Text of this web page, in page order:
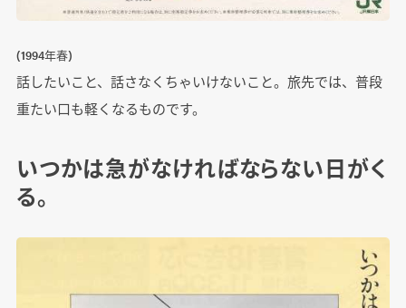
(1994年春)
話したいこと、話さなくちゃいけないこと。旅先では、普段
重たい口も軽くなるものです。
いつかは急がなければならない日がく
る。